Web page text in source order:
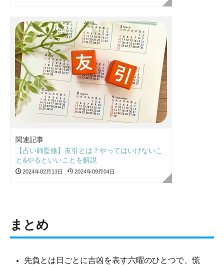
関連記事
【占い師監修】友引とは？やってはいけないこ
と&やるといいことを解説
2024年02月13日 2024年09月04日
まとめ
先負とは日ごとに吉凶を表す六曜のひとつで、慌